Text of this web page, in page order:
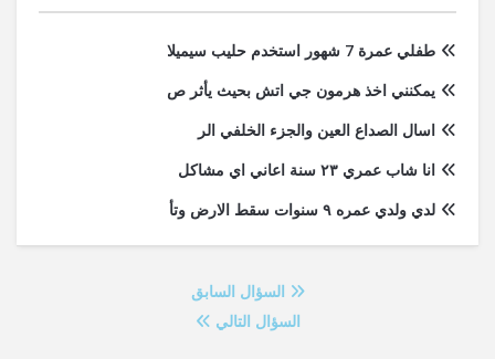
طفلي عمرة 7 شهور استخدم حليب سيميلا
يمكنني اخذ هرمون جي اتش بحيث يأثر ص
اسال الصداع العين والجزء الخلفي الر
انا شاب عمري ٢٣ سنة اعاني اي مشاكل
لدي ولدي عمره ٩ سنوات سقط الارض وتأ
السؤال السابق
السؤال التالي